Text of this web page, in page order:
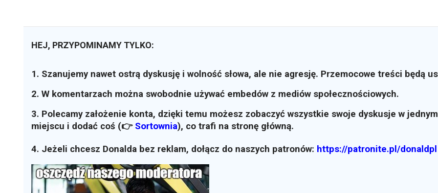
HEJ, PRZYPOMINAMY TYLKO:
1. Szanujemy nawet ostrą dyskusję i wolność słowa, ale nie agresję. Przemocowe treści będą
2. W komentarzach można swobodnie używać embedów z mediów społecznościowych.
3. Polecamy założenie konta, dzięki temu możesz zobaczyć wszystkie swoje dyskusje w jednym
miejscu i dodać coś (👉 Sortownia), co trafi na stronę główną.
4. Jeżeli chcesz Donalda bez reklam, dołącz do naszych patronów: https://patronite.pl/donaldpl